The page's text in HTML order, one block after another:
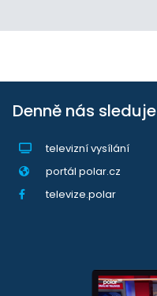
Denně nás sleduje
televizní vysílání
portál polar.cz
televize.polar